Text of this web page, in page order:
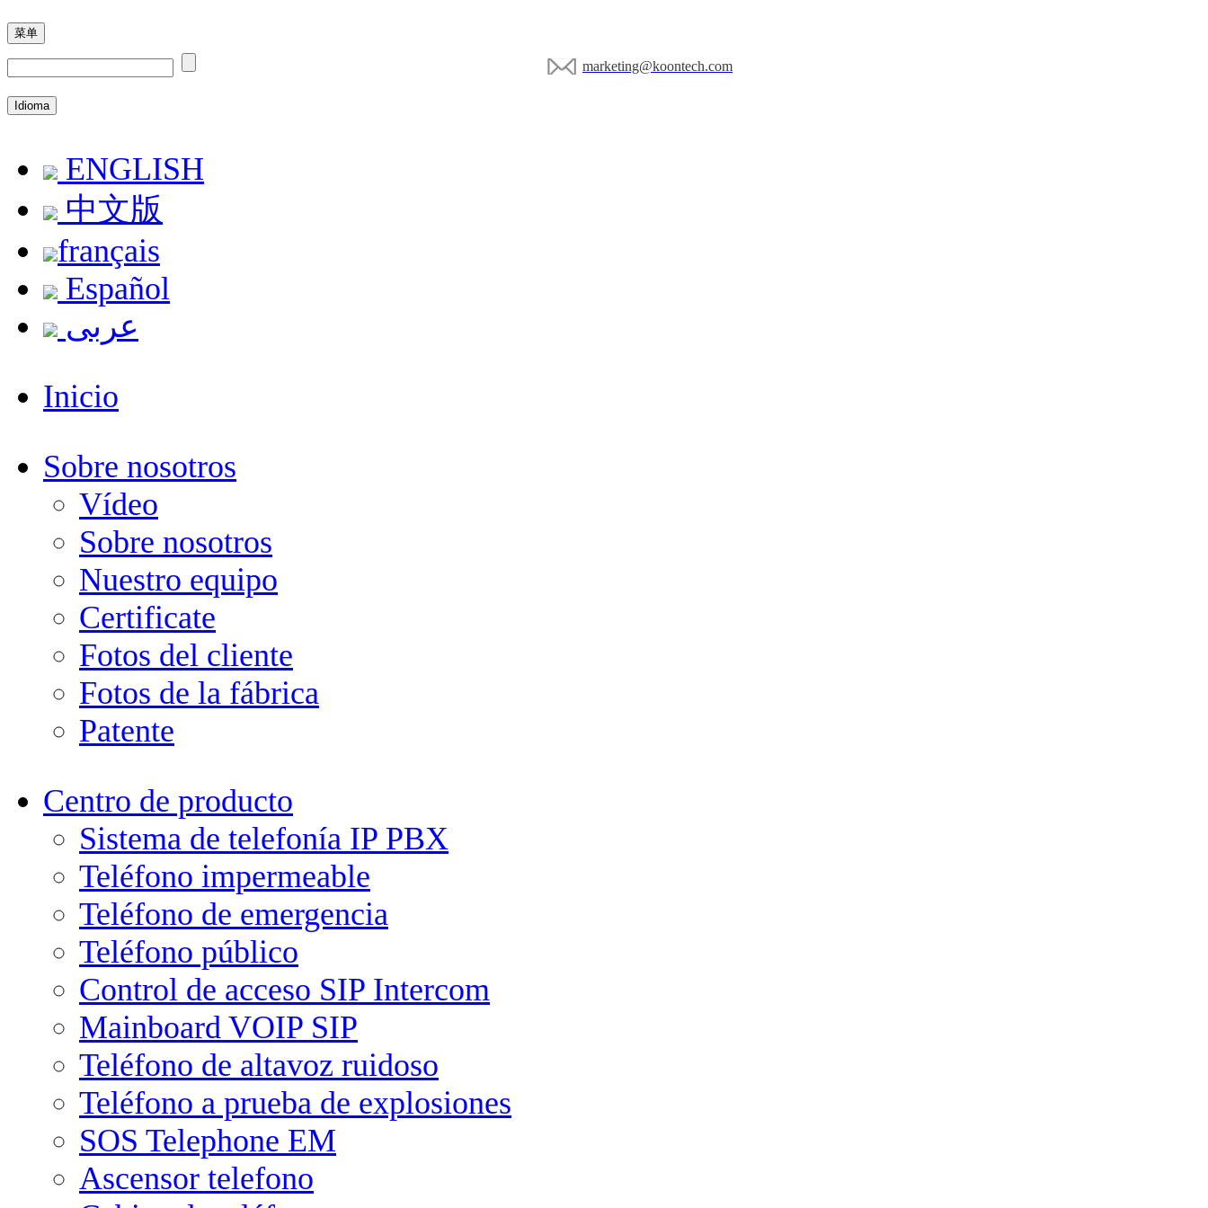
菜单
marketing@koontech.com
Idioma
ENGLISH
中文版
français
Español
عربى
Inicio
Sobre nosotros
Vídeo
Sobre nosotros
Nuestro equipo
Certificate
Fotos del cliente
Fotos de la fábrica
Patente
Centro de producto
Sistema de telefonía IP PBX
Teléfono impermeable
Teléfono de emergencia
Teléfono público
Control de acceso SIP Intercom
Mainboard VOIP SIP
Teléfono de altavoz ruidoso
Teléfono a prueba de explosiones
SOS Telephone EM
Ascensor telefono